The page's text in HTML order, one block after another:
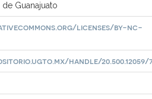
Guanajuato
licenses/by-nc-
handle/20.500.12059/